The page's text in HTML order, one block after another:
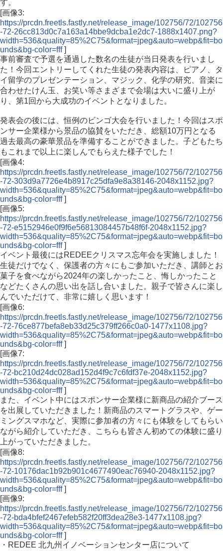
す。
[画像3:
https://prcdn.freetls.fastly.net/release_image/102756/72/102756
-72-26cc813d0c7a163a14bbe9dcba1e2dc7-1888x1407.png?
width=536&quality=85%2C75&format=jpeg&auto=webp&fit=bo
unds&bg-color=fff]
事前審査で予選を通過した数名の生徒が当日発表を行いまし
た！今回エントリーしてくれた生徒の発表内容は、ピアノ、タ
イ留学のプレゼンテーション、マジック、化学の研究、音楽に
合わせたけん玉、お笑い等さまざまで会場は大いに盛り上が
り、第1回から大成功のイベントとなりました。
発表会の後には、恒例のビンゴ大会を行いました！今回はスポ
ンサー企業様から景品の協賛をいただき、総額10万円となる
過去最高の豪華景品を準備することができました。子どもたち
もこれまで以上に楽しんでもらえた様子でした！
[画像4:
https://prcdn.freetls.fastly.net/release_image/102756/72/102756
-72-303d9a7726e4b8917c25dfa9e8a38146-2048x1152.jpg?
width=536&quality=85%2C75&format=jpeg&auto=webp&fit=bo
unds&bg-color=fff]
[画像5:
https://prcdn.freetls.fastly.net/release_image/102756/72/102756
-72-e5152946e0f9f6e56813084457b48f6f-2048x1152.jpg?
width=536&quality=85%2C75&format=jpeg&auto=webp&fit=bo
unds&bg-color=fff]
イベント最後にはREDEEクリスマス忘年会を実施しました！
生徒だけでなく、保護者の方々にもご参加いただき、講師とお
菓子を食べながら2024年の楽しかったこと、悔しかったこと
などたくさんの思い出を話し合いました。親子で皆さんに楽し
んでいただけて、非常に嬉しく思います！
[画像6:
https://prcdn.freetls.fastly.net/release_image/102756/72/102756
-72-76ce877befa8eb33d25c379ff266c0a0-1477x1108.jpg?
width=536&quality=85%2C75&format=jpeg&auto=webp&fit=bo
unds&bg-color=fff]
[画像7:
https://prcdn.freetls.fastly.net/release_image/102756/72/102756
-72-bc210d24dc028ad152d4f9c7c6fdf37e-2048x1152.jpg?
width=536&quality=85%2C75&format=jpeg&auto=webp&fit=bo
unds&bg-color=fff]
また、イベント中にはスポンサー企業様に新商品の紹介ブース
を出展していただきました！新商品のスマートグラスや、ゲー
ミングスマホなど、実際に参加者の方々にも体験をしてもらい
ながら紹介していただき、こちらも皆さん初めての体験に盛り
上がっていただきました。
[画像8:
https://prcdn.freetls.fastly.net/release_image/102756/72/102756
-72-10176dac1b92b901c4677490eac76940-2048x1152.jpg?
width=536&quality=85%2C75&format=jpeg&auto=webp&fit=bo
unds&bg-color=fff]
[画像9:
https://prcdn.freetls.fastly.net/release_image/102756/72/102756
-72-bda4bfef2467efeb582f20ff3dea28e3-1477x1108.jpg?
width=536&quality=85%2C75&format=jpeg&auto=webp&fit=bo
unds&bg-color=fff]
・REDEE 北九州イノベーションセンター店について